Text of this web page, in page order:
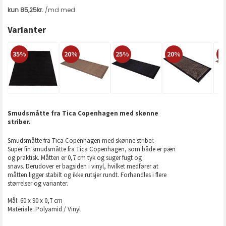
Varianter
35% 20% 25% 20%
Smudsmåtte fra Tica Copenhagen med skønne
striber.
Smudsmåtte fra Tica Copenhagen med skønne striber.
Super fin smudsmåtte fra Tica Copenhagen, som både er pæn
og praktisk. Måtten er 0,7 cm tyk og suger fugt og
snavs. Derudover er bagsiden i vinyl, hvilket medfører at
måtten ligger stabilt og ikke rutsjer rundt. Forhandles i flere
størrelser og varianter.
Mål: 60 x 90 x 0,7 cm
Materiale: Polyamid / Vinyl